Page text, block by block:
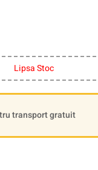
Lipsa Stoc
transport gratuit